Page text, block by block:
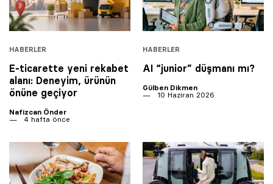
HABERLER
E-ticarette yeni rekabet
alanı: Deneyim, ürünün
önüne geçiyor
Nafizcan Önder
4 hafta önce
HABERLER
AI “junior” düşmanı mı?
Gülben Dikmen
10 Haziran 2026